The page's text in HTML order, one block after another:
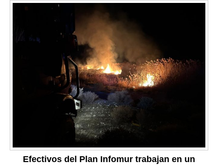
Efectivos del Plan Infomur trabajan en un